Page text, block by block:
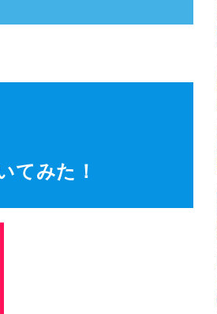
てみた！